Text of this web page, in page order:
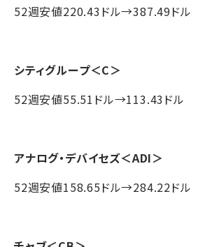
52週安値220.43ドル→387.49ドル
シティグループ＜C＞
52週安値55.51ドル→113.43ドル
アナログ・デバイセズ＜ADI＞
52週安値158.65ドル→284.22ドル